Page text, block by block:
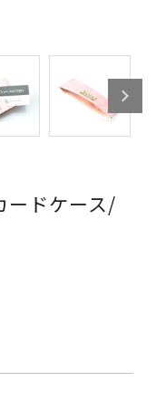
ードケース/